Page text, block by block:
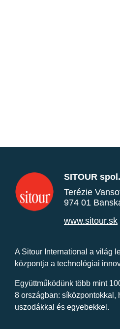
SITOUR
Terézie
974 01
www.sitour.sk
A Sitour International a világ
központja a technológiai
Együttműködünk több mint
8 országban: síközpontokkal,
uszodákkal és egyebekkel.